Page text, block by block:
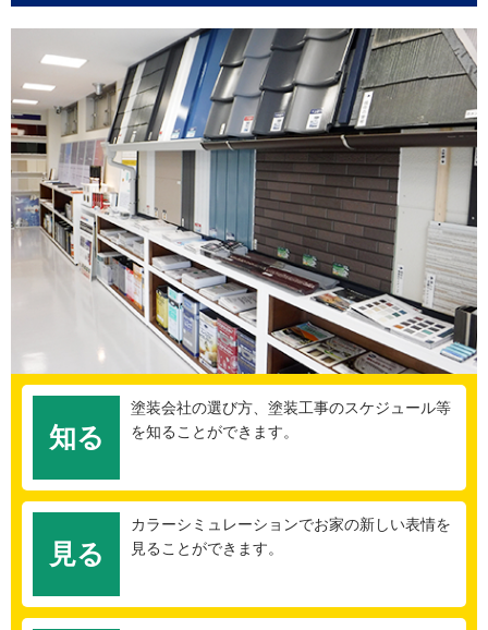
知る
塗装会社の選び方、塗装工事のスケジュール等
を知ることができます。
見る
カラーシミュレーションでお家の新しい表情を
見ることができます。